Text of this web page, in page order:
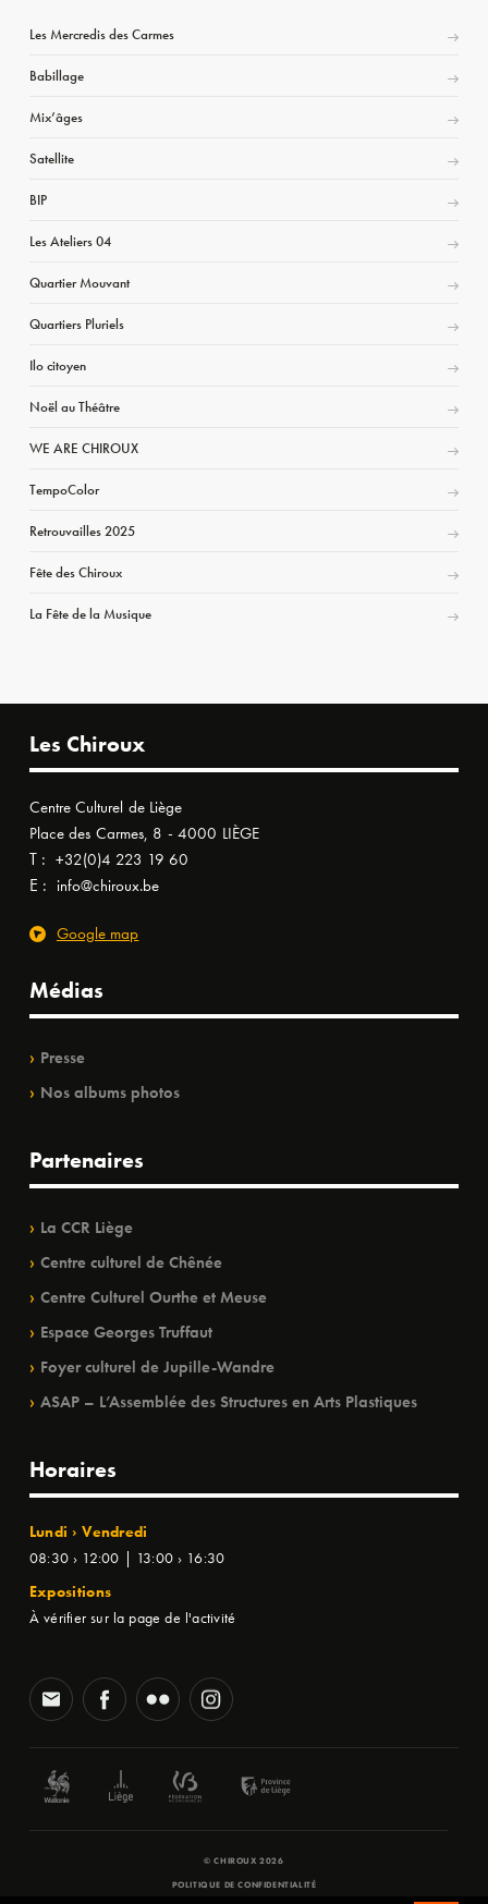
Les Mercredis des Carmes
Babillage
Mix’âges
Satellite
BIP
Les Ateliers 04
Quartier Mouvant
Quartiers Pluriels
Ilo citoyen
Noël au Théâtre
WE ARE CHIROUX
TempoColor
Retrouvailles 2025
Fête des Chiroux
La Fête de la Musique
Les Chiroux
Centre Culturel de Liège
Place des Carmes, 8 - 4000 LIÈGE
T : +32(0)4 223 19 60
E : info@chiroux.be
Google map
Médias
Presse
Nos albums photos
Partenaires
La CCR Liège
Centre culturel de Chênée
Centre Culturel Ourthe et Meuse
Espace Georges Truffaut
Foyer culturel de Jupille-Wandre
ASAP – L’Assemblée des Structures en Arts Plastiques
Horaires
Lundi › Vendredi
08:30 › 12:00 | 13:00 › 16:30
Expositions
À vérifier sur la page de l'activité
© CHIROUX 2026
POLITIQUE DE CONFIDENTIALITÉ